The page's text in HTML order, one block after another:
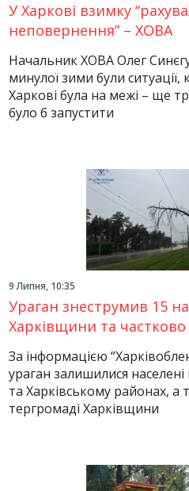
У Харкові взимку
неповернення” – ХОВА
Начальник ХОВА Олег
минулої зими були
Харкові була на межі – ще
було б запустити
9 Липня, 10:35
Ураган знеструмив 15
Харківщини та частково
За інформацією
ураган залишилися
та Харківському районах, а
тергромаді Харківщини